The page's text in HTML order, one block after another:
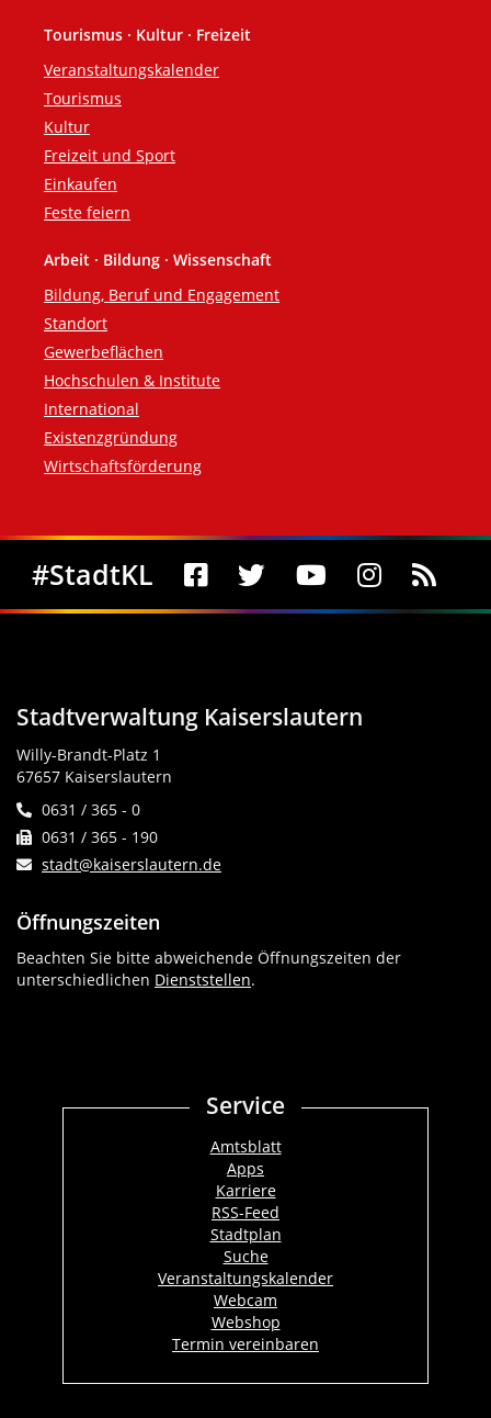
Tourismus · Kultur · Freizeit
Veranstaltungskalender
Tourismus
Kultur
Freizeit und Sport
Einkaufen
Feste feiern
Arbeit · Bildung · Wissenschaft
Bildung, Beruf und Engagement
Standort
Gewerbeflächen
Hochschulen & Institute
International
Existenzgründung
Wirtschaftsförderung
Social Media
#StadtKL
Stadtverwaltung Kaiserslautern
Willy-Brandt-Platz 1
67657 Kaiserslautern
0631 / 365 - 0
0631 / 365 - 190
stadt@kaiserslautern.de
Öffnungszeiten
Beachten Sie bitte abweichende Öffnungszeiten der
unterschiedlichen Dienststellen.
Service
Amtsblatt
Apps
Karriere
RSS-Feed
Stadtplan
Suche
Veranstaltungskalender
Webcam
Webshop
Termin vereinbaren